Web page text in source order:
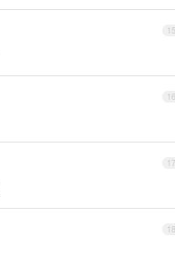
15
16
17
18